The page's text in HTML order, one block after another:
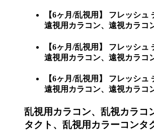
【6ヶ月/乱視用】 フレッシ
遠視用カラコン、遠視カラコ
【6ヶ月/乱視用】 フレッシ
遠視用カラコン、遠視カラコ
【6ヶ月/乱視用】 フレッシ
遠視用カラコン、遠視カラコ
乱視用カラコン、乱視カラコ
タクト、乱視用カラーコンタ